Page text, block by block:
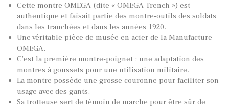
Cette montre OMEGA (dite « OMEGA Trench ») est
authentique et faisait partie des montre-outils des soldats
dans les tranchées et dans les années 1920.
Une véritable pièce de musée en acier de la Manufacture
OMEGA.
C’est la première montre-poignet : une adaptation des
montres à goussets pour une utilisation militaire.
La montre possède une grosse couronne pour faciliter son
usage avec des gants.
Sa trotteuse sert de témoin de marche pour être sûr de